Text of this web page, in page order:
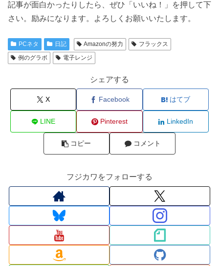
記事が面白かったりしたら、ぜひ「いいね！」を押して下
さい。励みになります。よろしくお願いいたします。
PCネタ 日記 Amazonの努力
フラックス
例のグラボ
電子レンジ
シェアする
X Facebook はてブ
LINE Pinterest LinkedIn
コピー コメント
フジカワをフォローする